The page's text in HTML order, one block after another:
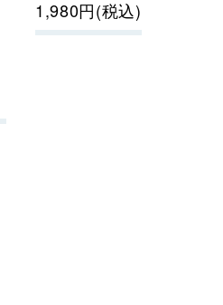
1,980円(税込)